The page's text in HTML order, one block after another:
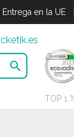
Entrega en la UE

TOP 1